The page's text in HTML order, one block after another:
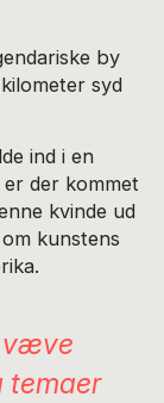
by
syd
ind i en
der kommet
kvinde ud
kunstens
væve
temaer